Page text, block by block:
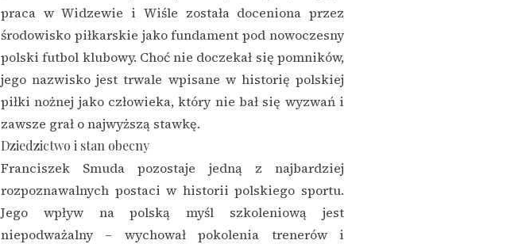
praca w Widzewie i Wiśle została doceniona przez
środowisko piłkarskie jako fundament pod nowoczesny
polski futbol klubowy. Choć nie doczekał się pomników,
jego nazwisko jest trwale wpisane w historię polskiej
piłki nożnej jako człowieka, który nie bał się wyzwań i
zawsze grał o najwyższą stawkę.
Dziedzictwo i stan obecny
Franciszek Smuda pozostaje jedną z najbardziej
rozpoznawalnych postaci w historii polskiego sportu.
Jego wpływ na polską myśl szkoleniową jest
niepodważalny – wychował pokolenia trenerów i